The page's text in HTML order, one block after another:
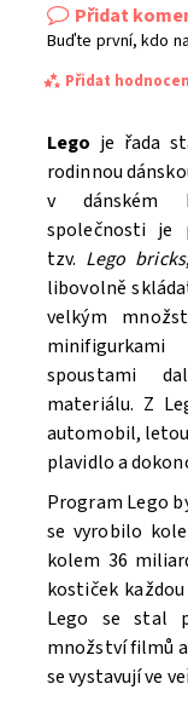
Přidat
Buďte první, kdo
Přidat
Souhlasím
Lego je řada
rodinnou
v dánském
společnosti je
tzv. Lego bricks
libovolně
velkým
spoustami
materiálu. Z
automobil,
plavidlo a
Program Lego
se vyrobilo
kolem 36
kostiček
Lego se stal
množství filmů
se vystavují ve